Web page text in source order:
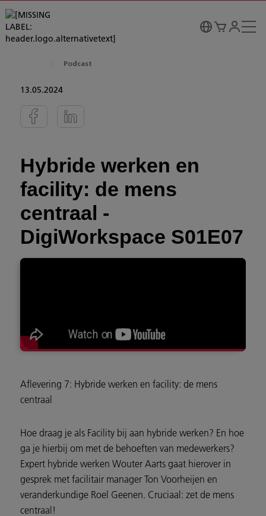
Podcast
13.05.2024
Hybride werken en
facility: de mens
centraal -
DigiWorkspace S01E07
Aflevering 7: Hybride werken en facility: de mens
centraal
Hoe draag je als Facility bij aan hybride werken? En hoe
ga je hierbij om met de behoeften van medewerkers?
Expert hybride werken Wouter Aarts gaat hierover in
gesprek met facilitair manager Ton Voorheijen en
veranderkundige Roel Geenen. Cruciaal: zet de mens
centraal!